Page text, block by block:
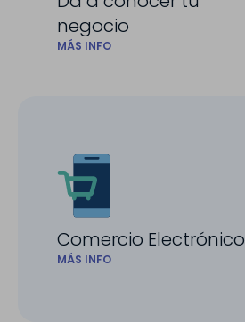
negocio
MÁS INFO
Comercio Electrónico
MÁS INFO